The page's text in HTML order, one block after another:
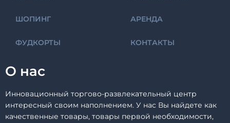
ШОПИНГ
ФУДКОРТЫ
АРЕНДА
КОНТАКТЫ
О нас
Инновационный торгово-развлекательный центр
интересный своим наполнением. У нас Вы найдете как
качественные товары, товары первой необходимости,